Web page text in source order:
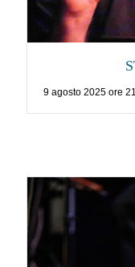
9 agosto 2025 ore